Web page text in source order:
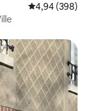
Évaluation
4,94 (398)